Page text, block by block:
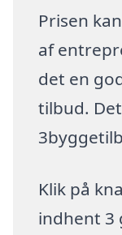
Prisen
af
det en
tilbud.
Klik på
indhent 3